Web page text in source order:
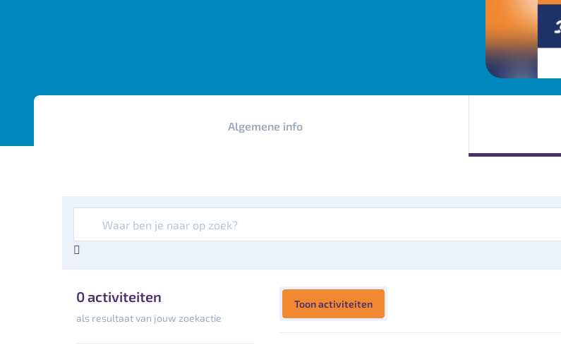
Algemene info
0 activiteiten
als resultaat van jouw zoekactie
Toon activiteiten